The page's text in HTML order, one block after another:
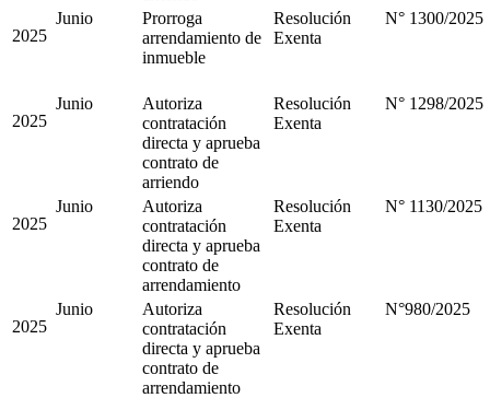
2025
Junio
Prorroga
arrendamiento de
inmueble
Resolución
Exenta
N° 1300/2025
2025
Junio
Autoriza
contratación
directa y aprueba
contrato de
arriendo
Resolución
Exenta
N° 1298/2025
2025
Junio
Autoriza
contratación
directa y aprueba
contrato de
arrendamiento
Resolución
Exenta
N° 1130/2025
2025
Junio
Autoriza
contratación
directa y aprueba
contrato de
arrendamiento
Resolución
Exenta
N°980/2025